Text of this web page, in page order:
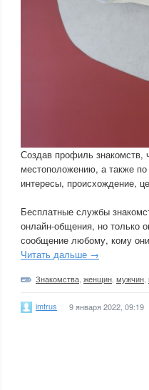
Создав профиль знакомств,
местоположению, а также
интересы, происхождение,
Бесплатные службы
онлайн-общения, но только
сообщение любому, кому
Читать дальше →
Знакомства женщин мужчин
imtrus 9 января 2022, 09:19